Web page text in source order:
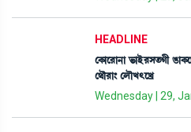
HEADLINE
ëA¡àì¹à>à ®¡àÒü¹Ît¡Kã
ë=ï¹à} ëºïJ;ìJø
Wednesday | 29,